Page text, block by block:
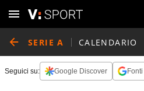
SERIE A CALENDARIO
Seguici su: Google Discover